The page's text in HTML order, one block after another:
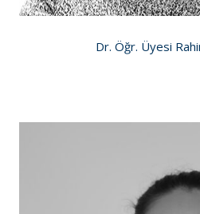
Dr. Öğr. Üyesi